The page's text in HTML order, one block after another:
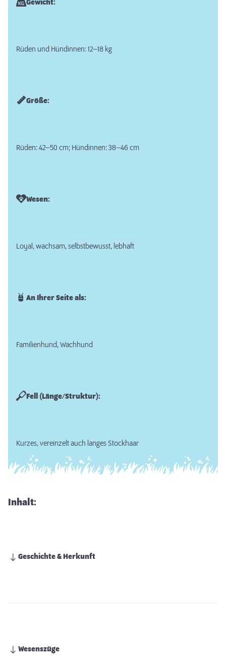
Gewicht:
Rüden und Hündinnen: 12–18 kg
Größe:
Rüden: 42–50 cm; Hündinnen: 38–46 cm
Wesen:
Loyal, wachsam, selbstbewusst, lebhaft
An Ihrer Seite als:
Familienhund, Wachhund
Fell (Länge/Struktur):
Kurzes, vereinzelt auch langes Stockhaar
Inhalt:
Geschichte & Herkunft
Wesenszüge